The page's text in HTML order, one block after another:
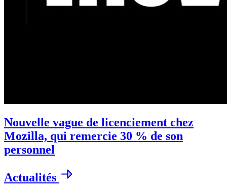
Nouvelle vague de licenciement chez
Mozilla, qui remercie 30 % de son
personnel
Actualités